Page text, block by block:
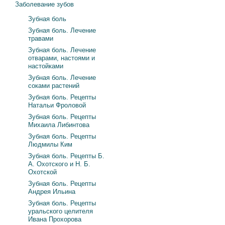
Заболевание зубов
Зубная боль
Зубная боль. Лечение
травами
Зубная боль. Лечение
отварами, настоями и
настойками
Зубная боль. Лечение
соками растений
Зубная боль. Рецепты
Натальи Фроловой
Зубная боль. Рецепты
Михаила Либинтова
Зубная боль. Рецепты
Людмилы Ким
Зубная боль. Рецепты Б.
А. Охотского и Н. Б.
Охотской
Зубная боль. Рецепты
Андрея Ильина
Зубная боль. Рецепты
уральского целителя
Ивана Прохорова